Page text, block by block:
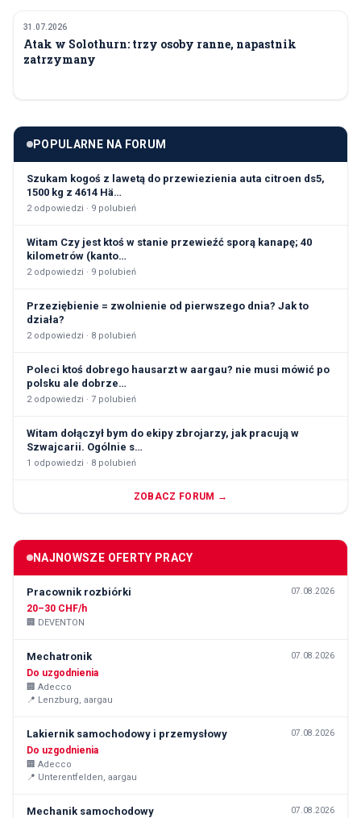
SPOŁECZEŃSTWO
31.07.2026
Atak w Solothurn: trzy osoby ranne, napastnik
zatrzymany
POPULARNE NA FORUM
Szukam kogoś z lawetą do przewiezienia auta citroen ds5,
1500 kg z 4614 Hä…
2 odpowiedzi · 9 polubień
Witam Czy jest ktoś w stanie przewieźć sporą kanapę; 40
kilometrów (kanto…
2 odpowiedzi · 9 polubień
Przeziębienie = zwolnienie od pierwszego dnia? Jak to
działa?
2 odpowiedzi · 8 polubień
Poleci ktoś dobrego hausarzt w aargau? nie musi mówić po
polsku ale dobrze…
2 odpowiedzi · 7 polubień
Witam dołączył bym do ekipy zbrojarzy, jak pracują w
Szwajcarii. Ogólnie s…
1 odpowiedzi · 8 polubień
ZOBACZ FORUM →
NAJNOWSZE OFERTY PRACY
Pracownik rozbiórki 07.08.2026
20–30 CHF/h
🏢 DEVENTON
Mechatronik 07.08.2026
Do uzgodnienia
🏢 Adecco
📍 Lenzburg, aargau
Lakiernik samochodowy i przemysłowy 07.08.2026
Do uzgodnienia
🏢 Adecco
📍 Unterentfelden, aargau
Mechanik samochodowy 07.08.2026